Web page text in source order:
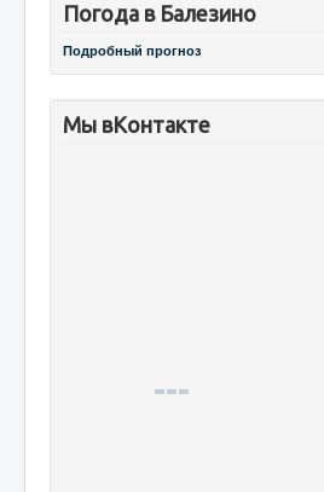
Погода в Балезино
Подробный прогноз
Мы вКонтакте